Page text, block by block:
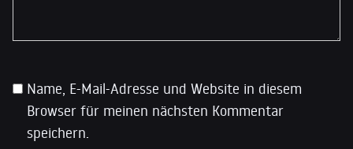
Name, E-Mail-Adresse und Website in diesem
Browser für meinen nächsten Kommentar
speichern.